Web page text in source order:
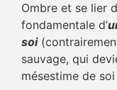
Ombre et se lier
fondamentale d’
soi
sauvage, qui
mésestime de soi